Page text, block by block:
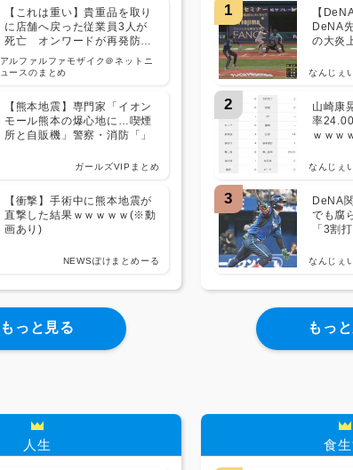
【これは重い】貴重品を取り
に店舗へ戻った従業員3人が
死亡 オンワードが再発防止
策を発表
アルファルファモザイク＠ネットニ
ュースのまとめ
【熊本地震】専門家「イオン
モール熊本の爆心地に…喫煙
所と自販機」警察・消防「」
ガールズVIPまとめ
【衝撃】手術中に熊本地震が
直撃した結果ｗｗｗｗｗ(※動
画あり)
NEWSぽけまとめーる
もっと見る
1
【
DeNA
の大炎
なんじぇ
2
山崎康
率
ｗｗｗ
なんじぇ
3
DeNA
でも腐
「3割
なんじぇ
もっ
人生 食